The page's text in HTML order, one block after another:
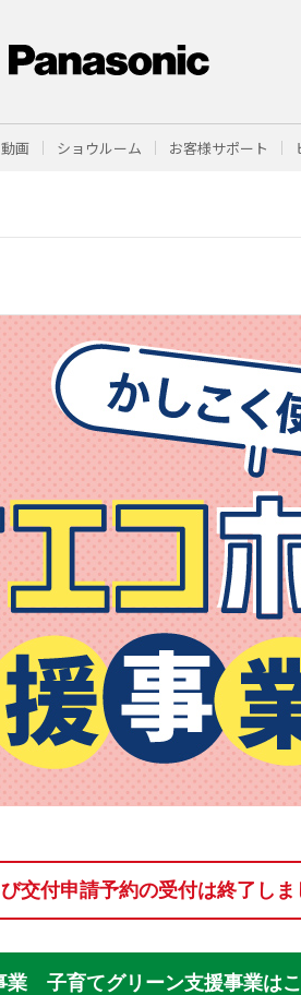
画 ショウルーム お客様サポート
交付申請予約の受付は終了しま
業 子育てグリーン支援事業は